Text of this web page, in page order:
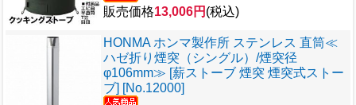
販売価格13,006円 (税込)
HONMA ホンマ製作所 ステンレス 直筒≪
ハゼ折り煙突（シングル）/煙突径
φ106mm≫ [薪ストーブ 煙突 煙突式ストー
ブ] [No.12000]